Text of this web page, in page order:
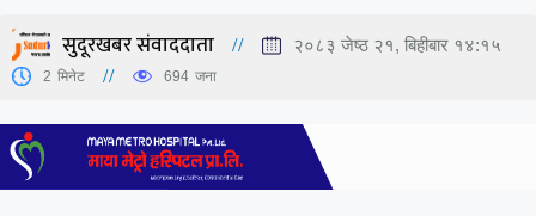
सुदूरखबर संवाददाता २०८३ जेष्ठ २१, बिहीबार १४:१५
2 मिनेट 694 जना